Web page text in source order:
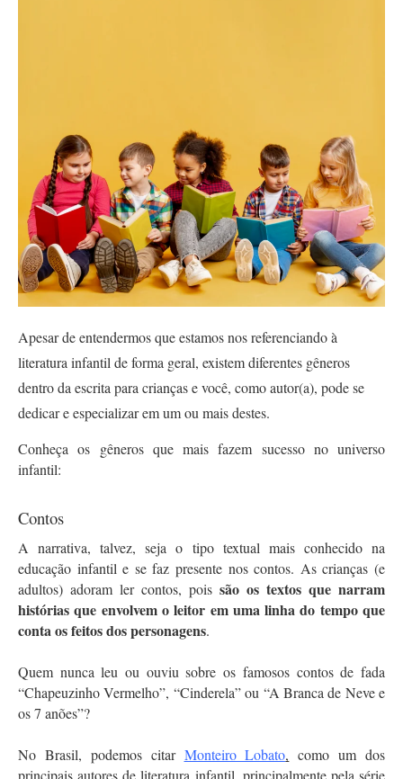
Apesar de entendermos que estamos nos referenciando à
literatura infantil de forma geral, existem diferentes gêneros
dentro da escrita para crianças e você, como autor(a), pode se
dedicar e especializar em um ou mais destes.
Conheça os gêneros que mais fazem sucesso no universo
infantil:
Contos
A narrativa, talvez, seja o tipo textual mais conhecido na
educação infantil e se faz presente nos contos. As crianças (e
adultos) adoram ler contos, pois são os textos que narram
histórias que envolvem o leitor em uma linha do tempo que
conta os feitos dos personagens.
Quem nunca leu ou ouviu sobre os famosos contos de fada
“Chapeuzinho Vermelho”, “Cinderela” ou “A Branca de Neve e
os 7 anões”?
No Brasil, podemos citar Monteiro Lobato, como um dos